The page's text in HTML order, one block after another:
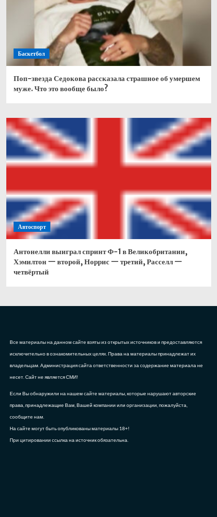
Баскетбол
Поп-звезда Седокова рассказала страшное об умершем
муже. Что это вообще было?
Автоспорт
Антонелли выиграл спринт Ф-1 в Великобритании,
Хэмилтон — второй, Норрис — третий, Расселл —
четвёртый
Все материалы на данном сайте взяты из открытых источников и предоставляются
исключительно в ознакомительных целях. Права на материалы принадлежат их
владельцам. Администрация сайта ответственности за содержание материала не
несет. Сайт не является СМИ!
Если Вы обнаружили на нашем сайте материалы, которые нарушают авторские
права, принадлежащие Вам, Вашей компании или организации, пожалуйста,
сообщите нам.
На сайте могут быть опубликованы материалы 18+!
При цитировании ссылка на источник обязательна.